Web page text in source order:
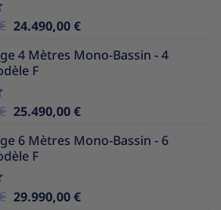
Le
initial
était :
24.490,00€Le
actuel
4 Mètres Mono-Bassin - 4
F
Le
initial
était :
25.490,00€Le
actuel
6 Mètres Mono-Bassin - 6
F
Le
29.990,00€Le